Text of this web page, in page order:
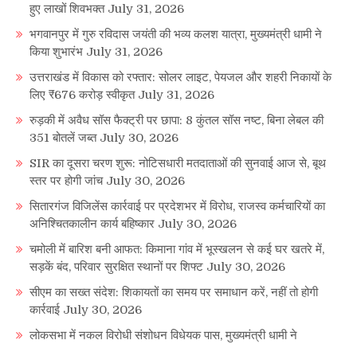
हुए लाखों शिवभक्त July 31, 2026
भगवानपुर में गुरु रविदास जयंती की भव्य कलश यात्रा, मुख्यमंत्री धामी ने
किया शुभारंभ July 31, 2026
उत्तराखंड में विकास को रफ्तार: सोलर लाइट, पेयजल और शहरी निकायों के
लिए ₹676 करोड़ स्वीकृत July 31, 2026
रुड़की में अवैध सॉस फैक्ट्री पर छापा: 8 कुंतल सॉस नष्ट, बिना लेबल की
351 बोतलें जब्त July 30, 2026
SIR का दूसरा चरण शुरू: नोटिसधारी मतदाताओं की सुनवाई आज से, बूथ
स्तर पर होगी जांच July 30, 2026
सितारगंज विजिलेंस कार्रवाई पर प्रदेशभर में विरोध, राजस्व कर्मचारियों का
अनिश्चितकालीन कार्य बहिष्कार July 30, 2026
चमोली में बारिश बनी आफत: किमाना गांव में भूस्खलन से कई घर खतरे में,
सड़कें बंद, परिवार सुरक्षित स्थानों पर शिफ्ट July 30, 2026
सीएम का सख्त संदेश: शिकायतों का समय पर समाधान करें, नहीं तो होगी
कार्रवाई July 30, 2026
लोकसभा में नकल विरोधी संशोधन विधेयक पास, मुख्यमंत्री धामी ने